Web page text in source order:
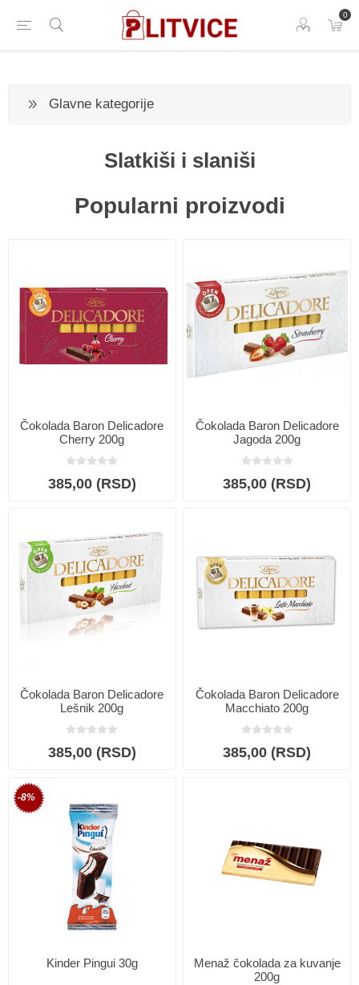
0
Glavne kategorije
Slatkiši i slaniši
Popularni proizvodi
Čokolada Baron Delicadore
Cherry 200g
385,00 (RSD)
Čokolada Baron Delicadore
Jagoda 200g
385,00 (RSD)
Čokolada Baron Delicadore
Lešnik 200g
385,00 (RSD)
Čokolada Baron Delicadore
Macchiato 200g
385,00 (RSD)
-8%
Kinder Pingui 30g
Menaž čokolada za kuvanje
200g